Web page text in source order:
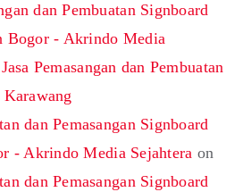
dan Pembuatan Signboard
Bogor - Akrindo Media
Jasa Pemasangan dan Pembuatan
dan Pemasangan Signboard
- Akrindo Media Sejahtera on
dan Pemasangan Signboard